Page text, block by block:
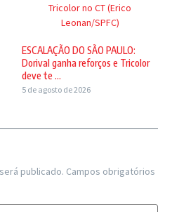
Tricolor no CT (Erico
Leonan/SPFC)
ESCALAÇÃO DO SÃO PAULO:
Dorival ganha reforços e Tricolor
deve te ...
5 de agosto de 2026
publicado. Campos obrigatórios